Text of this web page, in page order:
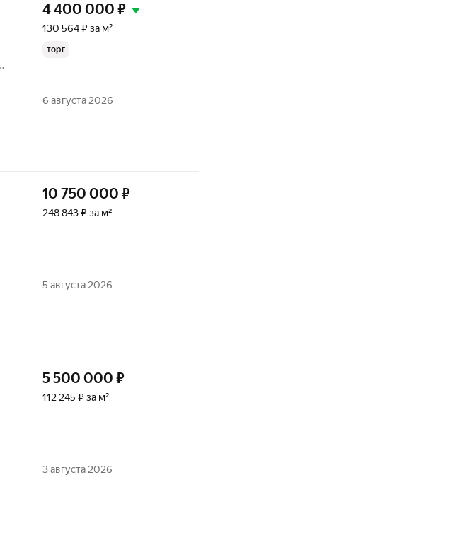
4 400 000 ₽
130 564 ₽ за м²
торг
6 августа 2026
10 750 000 ₽
248 843 ₽ за м²
5 августа 2026
5 500 000 ₽
112 245 ₽ за м²
3 августа 2026